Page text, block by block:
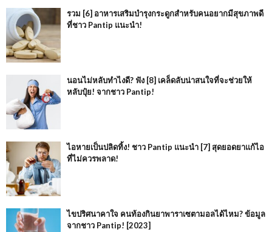
รวม [6] อาหารเสริมบำรุงกระดูกสำหรับคนอยากมีสุขภาพดี
ที่ชาว Pantip แนะนำ!
นอนไม่หลับทำไงดี? ฟัง [8] เคล็ดลับน่าสนใจที่จะช่วยให้
หลับปุ๋ย! จากชาว Pantip!
ไอหายเป็นปลิดทิ้ง! ชาว Pantip แนะนำ [7] สุดยอดยาแก้ไอ
ที่ไม่ควรพลาด!
ไขปริศนาคาใจ คนท้องกินยาพาราเซตามอลได้ไหม? ข้อมูล
จากชาว Pantip! [2023]